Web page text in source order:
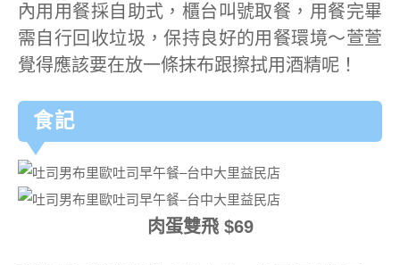
內用用餐採自助式，櫃台叫號取餐，用餐完畢
需自行回收垃圾，保持良好的用餐環境～萱萱
覺得應該要在放一條抹布跟擦拭用酒精呢！
食記
肉蛋雙飛 $69